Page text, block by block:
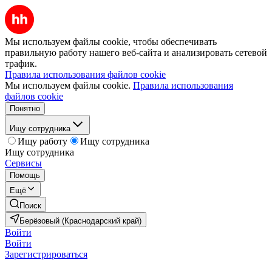
Мы используем файлы cookie, чтобы обеспечивать
правильную работу нашего веб-сайта и анализировать сетевой
трафик.
Правила использования файлов cookie
Мы используем файлы cookie. Правила использования
файлов cookie
Понятно
Ищу сотрудника
Ищу работу
Ищу сотрудника
Ищу сотрудника
Сервисы
Помощь
Ещё
Поиск
Берёзовый (Краснодарский край)
Войти
Войти
Зарегистрироваться